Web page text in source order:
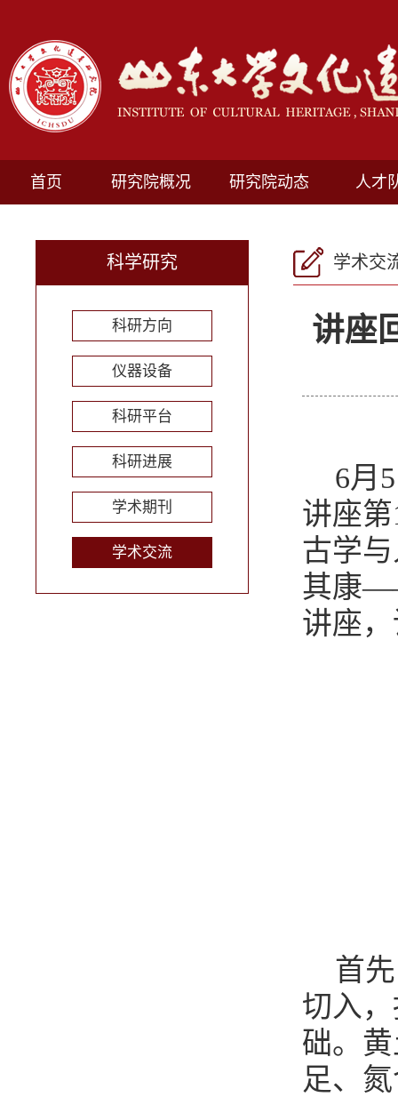
首页 研究院概况 研究院动态 人才
科学研究
科研方向
仪器设备
科研平台
科研进展
学术期刊
学术交流
学术交
讲座
6月
讲座
古学
其康
讲座
首
切入
础。
足、